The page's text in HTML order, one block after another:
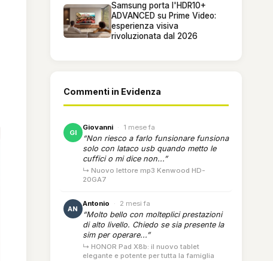
Samsung porta l'HDR10+
ADVANCED su Prime Video:
esperienza visiva
rivoluzionata dal 2026
Commenti in Evidenza
GI
Giovanni · 1 mese fa
“Non riesco a farlo funsionare funsiona
solo con lataco usb quando metto le
cuffici o mi dice non...”
↳ Nuovo lettore mp3 Kenwood HD-
20GA7
AN
Antonio · 2 mesi fa
“Molto bello con molteplici prestazioni
di alto livello. Chiedo se sia presente la
sim per operare...”
↳ HONOR Pad X8b: il nuovo tablet
elegante e potente per tutta la famiglia